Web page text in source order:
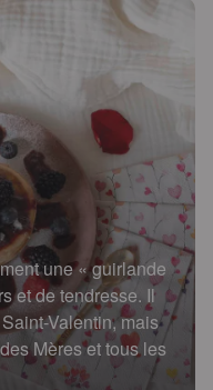
une « guirlande
et de tendresse. Il
Valentin, mais
Mères et tous les